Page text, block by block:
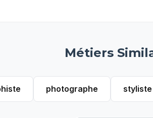
Métiers
photographe styliste